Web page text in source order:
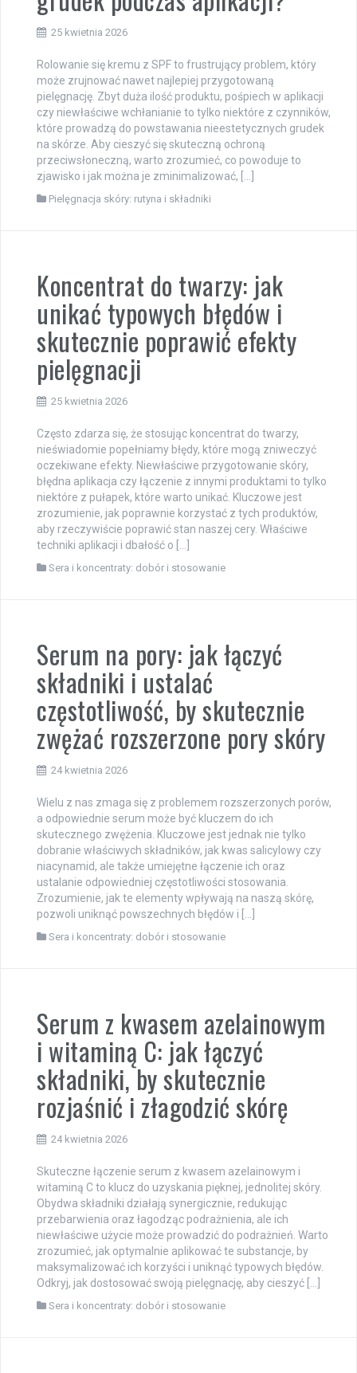
25 kwietnia 2026
Rolowanie się kremu z SPF to frustrujący problem, który
może zrujnować nawet najlepiej przygotowaną
pielęgnację. Zbyt duża ilość produktu, pośpiech w aplikacji
czy niewłaściwe wchłanianie to tylko niektóre z czynników,
które prowadzą do powstawania nieestetycznych grudek
na skórze. Aby cieszyć się skuteczną ochroną
przeciwsłoneczną, warto zrozumieć, co powoduje to
zjawisko i jak można je zminimalizować, […]
Pielęgnacja skóry: rutyna i składniki
Koncentrat do twarzy: jak
unikać typowych błędów i
skutecznie poprawić efekty
pielęgnacji
25 kwietnia 2026
Często zdarza się, że stosując koncentrat do twarzy,
nieświadomie popełniamy błędy, które mogą zniweczyć
oczekiwane efekty. Niewłaściwe przygotowanie skóry,
błędna aplikacja czy łączenie z innymi produktami to tylko
niektóre z pułapek, które warto unikać. Kluczowe jest
zrozumienie, jak poprawnie korzystać z tych produktów,
aby rzeczywiście poprawić stan naszej cery. Właściwe
techniki aplikacji i dbałość o […]
Sera i koncentraty: dobór i stosowanie
Serum na pory: jak łączyć
składniki i ustalać
częstotliwość, by skutecznie
zwężać rozszerzone pory skóry
24 kwietnia 2026
Wielu z nas zmaga się z problemem rozszerzonych porów,
a odpowiednie serum może być kluczem do ich
skutecznego zwężenia. Kluczowe jest jednak nie tylko
dobranie właściwych składników, jak kwas salicylowy czy
niacynamid, ale także umiejętne łączenie ich oraz
ustalanie odpowiedniej częstotliwości stosowania.
Zrozumienie, jak te elementy wpływają na naszą skórę,
pozwoli uniknąć powszechnych błędów i […]
Sera i koncentraty: dobór i stosowanie
Serum z kwasem azelainowym
i witaminą C: jak łączyć
składniki, by skutecznie
rozjaśnić i złagodzić skórę
24 kwietnia 2026
Skuteczne łączenie serum z kwasem azelainowym i
witaminą C to klucz do uzyskania pięknej, jednolitej skóry.
Obydwa składniki działają synergicznie, redukując
przebarwienia oraz łagodząc podrażnienia, ale ich
niewłaściwe użycie może prowadzić do podrażnień. Warto
zrozumieć, jak optymalnie aplikować te substancje, by
maksymalizować ich korzyści i uniknąć typowych błędów.
Odkryj, jak dostosować swoją pielęgnację, aby cieszyć […]
Sera i koncentraty: dobór i stosowanie